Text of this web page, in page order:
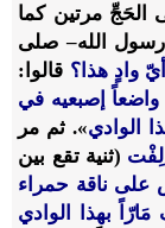
الحَجِّ مرتين كما
الله– صلى
أيّ وادٍ هذا؟ قالوا:
إصبعيه في
الوادي». ثم مر
(ثنية تقع بين
على ناقة حمراء
بهذا الوادي